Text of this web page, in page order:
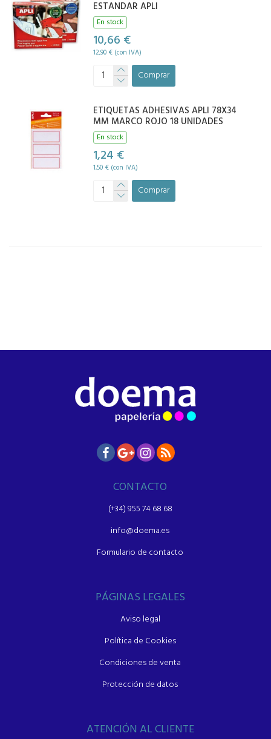
ESTANDAR APLI
En stock
10,66 €
12,90 € (con IVA)
Comprar
ETIQUETAS ADHESIVAS APLI 78X34
MM MARCO ROJO 18 UNIDADES
En stock
1,24 €
1,50 € (con IVA)
Comprar
CONTACTO
(+34) 955 74 68 68
info@doema.es
Formulario de contacto
PÁGINAS LEGALES
Aviso legal
Política de Cookies
Condiciones de venta
Protección de datos
ATENCIÓN AL CLIENTE